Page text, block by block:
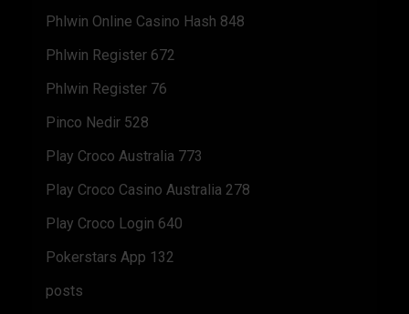
Phlwin Online Casino Hash 848
Phlwin Register 672
Phlwin Register 76
Pinco Nedir 528
Play Croco Australia 773
Play Croco Casino Australia 278
Play Croco Login 640
Pokerstars App 132
posts